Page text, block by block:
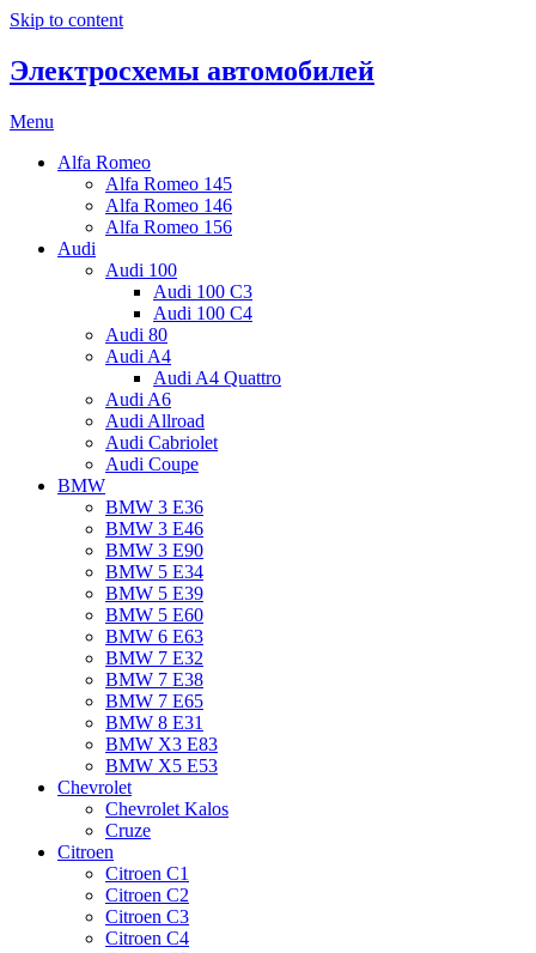
Skip to content
Электросхемы автомобилей
Menu
Alfa Romeo
Alfa Romeo 145
Alfa Romeo 146
Alfa Romeo 156
Audi
Audi 100
Audi 100 C3
Audi 100 C4
Audi 80
Audi A4
Audi A4 Quattro
Audi A6
Audi Allroad
Audi Cabriolet
Audi Coupe
BMW
BMW 3 E36
BMW 3 E46
BMW 3 E90
BMW 5 E34
BMW 5 E39
BMW 5 E60
BMW 6 Е63
BMW 7 Е32
BMW 7 Е38
BMW 7 Е65
BMW 8 Е31
BMW X3 E83
BMW X5 E53
Chevrolet
Chevrolet Kalos
Cruze
Citroen
Citroen C1
Citroen C2
Citroen C3
Citroen C4